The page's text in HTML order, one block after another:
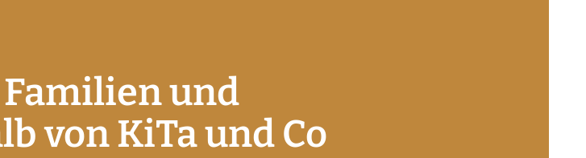
und
von KiTa und Co